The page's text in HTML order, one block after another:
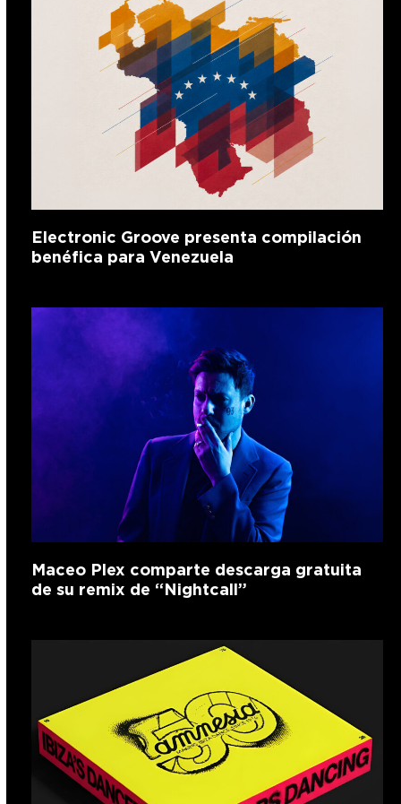
Electronic Groove presenta compilación
benéfica para Venezuela
Maceo Plex comparte descarga gratuita
de su remix de “Nightcall”